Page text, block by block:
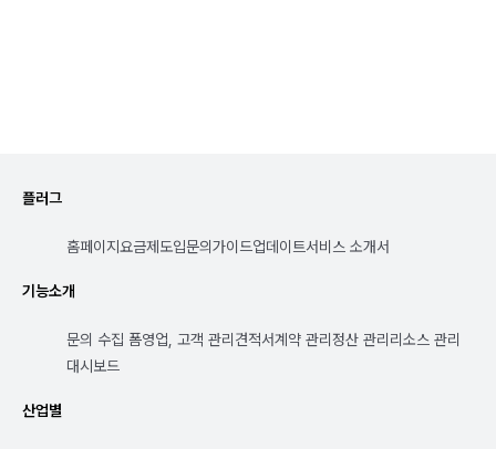
플러그
홈페이지요금제 도입문의가이드업데이트서비스 소개서
기능소개
문의 수집 폼영업, 고객 관리 견적서계약 관리 정산 관리 리소스 관리
대시보드
산업별